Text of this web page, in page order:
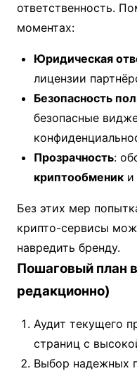
ответственность.
моментах:
Юридическая
лицензии
Безопасность
безопасные
Прозрачность:
криптообменик и
Без этих мер
крипто-сервисы
навредить бренду.
Пошаговый план
редакционно)
Аудит текущего
страниц с
Выбор надежных